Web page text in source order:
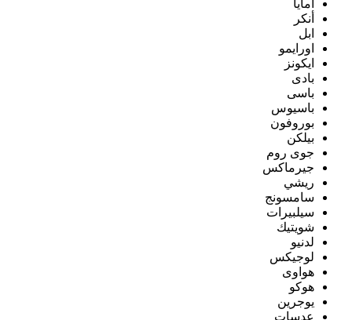
أمايا
أنكر
ابل
اورايمو
ايكونز
بادى
باسى
باسيوس
بوروفون
بيلكن
جوى روم
جيرماكس
ريشي
سامسونج
سيلبيرات
شويتيك
لدنيو
لوجيكس
هواوى
هوكو
يوجرين
عدسات